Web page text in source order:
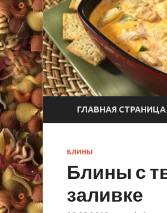
ГЛАВНАЯ СТРАНИЦА
БЛИНЫ
Блины с
заливке